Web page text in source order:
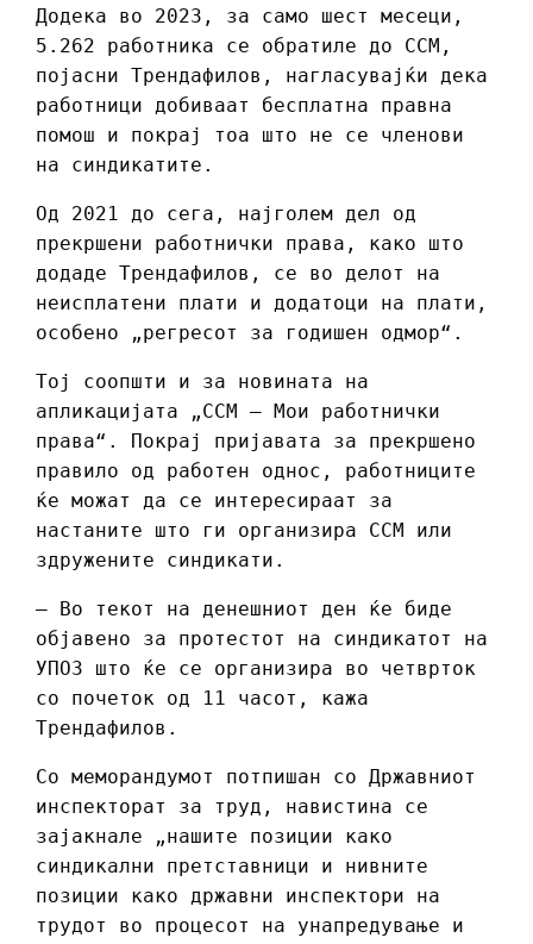
Додека во 2023, за само шест месеци,
5.262 работника се обратиле до ССМ,
појасни Трендафилов, нагласувајќи дека
работници добиваат бесплатна правна
помош и покрај тоа што не се членови
на синдикатите.
Од 2021 до сега, најголем дел од
прекршени работнички права, како што
додаде Трендафилов, се во делот на
неисплатени плати и додатоци на плати,
особено „регресот за годишен одмор“.
Тој соопшти и за новината на
апликацијата „ССМ – Мои работнички
права“. Покрај пријавата за прекршено
правило од работен однос, работниците
ќе можат да се интересираат за
настаните што ги организира ССМ или
здружените синдикати.
– Во текот на денешниот ден ќе биде
објавено за протестот на синдикатот на
УПОЗ што ќе се организира во четврток
со почеток од 11 часот, кажа
Трендафилов.
Со меморандумот потпишан со Државниот
инспекторат за труд, навистина се
зајакнале „нашите позиции како
синдикални претставници и нивните
позиции како државни инспектори на
трудот во процесот на унапредување и